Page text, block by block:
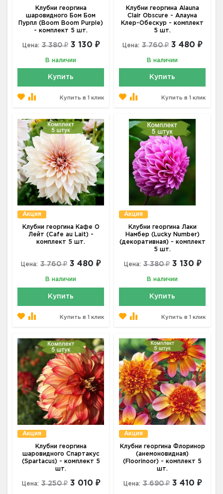
Клубни георгина
шаровидного Бом Бом
Пурпл (Boom Boom Purple)
- комплект 5 шт.
Цена: 3 380 ₽ 3 130 ₽
В наличии
Купить
Купить в 1 клик
Клубни георгина Alauna
Clair Obscure - Алауна
Клер-Обескур - комплект
5 шт.
Цена: 3 760 ₽ 3 480 ₽
В наличии
Купить
Купить в 1 клик
Акция
Клубни георгина Кафе О
Лейт (Cafe au Lait) -
комплект 5 шт.
Цена: 3 760 ₽ 3 480 ₽
В наличии
Купить
Купить в 1 клик
Акция
Клубни георгина Лаки
Намбер (Lucky Number)
(декоративная) - комплект
5 шт.
Цена: 3 380 ₽ 3 130 ₽
В наличии
Купить
Купить в 1 клик
Акция
Клубни георгина
шаровидного Спартакус
(Spartacus) - комплект 5
шт.
Цена: 3 250 ₽ 3 010 ₽
Акция
Клубни георгина Флоринор
(анемоновидная)
(Floorinoor) - комплект 5
шт.
Цена: 3 690 ₽ 3 410 ₽